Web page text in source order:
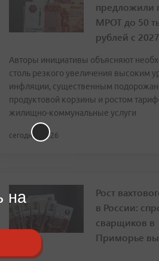
предложили
МРОТ до 50
рублей с
Авторы инициативы объясняют
столь резкого увеличения высоким
инфляции, существенным
продуктовой корзины и ростом
жилищно-коммунальные услуги
сегодня, 13:26
Рост
в России:
сварщиков в
Приморье
на